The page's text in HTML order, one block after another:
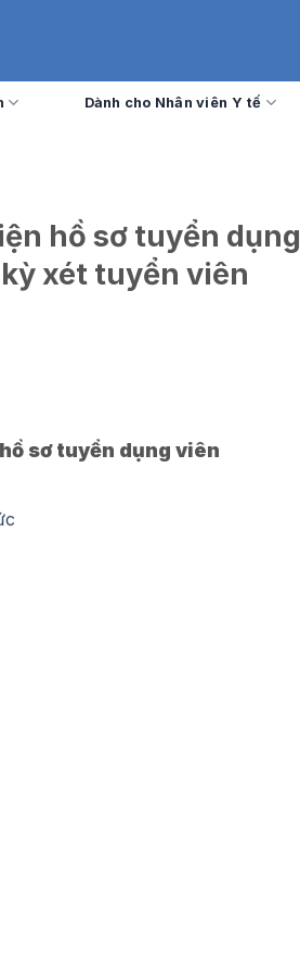
Dành cho Nhân viên Y tế
hồ sơ tuyển dụng
xét tuyển viên
sơ tuyển dụng viên